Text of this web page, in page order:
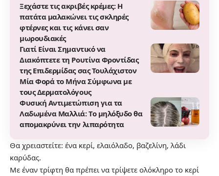
Ξεχάστε τις ακριβές κρέμες: Η
πατάτα μαλακώνει τις σκληρές
φτέρνες και τις κάνει σαν
μωρουδιακές
Γιατί Είναι Σημαντικό να
Διακόπτετε τη Ρουτίνα Φροντίδας
της Επιδερμίδας σας Τουλάχιστον
Μία Φορά το Μήνα Σύμφωνα με
τους Δερματολόγους
Φυσική Αντιμετώπιση για τα
Λαδωμένα Μαλλιά: Το μηλόξυδο θα
απομακρύνει την λιπαρότητα
Θα χρειαστείτε: ένα κερί, ελαιόλαδο, βαζελίνη, λάδι
καρύδας.
Με έναν τρίφτη θα πρέπει να τρίψετε ολόκληρο το κερί